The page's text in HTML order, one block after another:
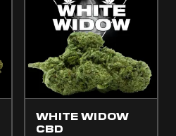
WHITE WIDOW
CBD